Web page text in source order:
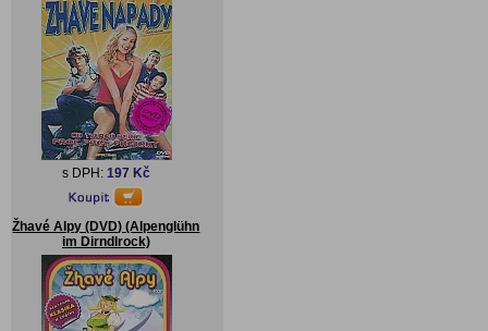
s DPH: 197 Kč
Žhavé Alpy (DVD) (Alpenglühn
im Dirndlrock)